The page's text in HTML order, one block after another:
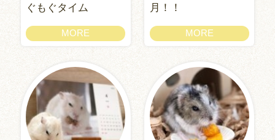
ぐもぐタイム
MORE
月！！
MORE